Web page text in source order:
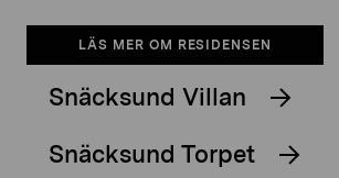
LÄS MER OM RESIDENSEN
Snäcksund Villan
Snäcksund Torpet